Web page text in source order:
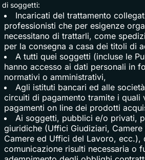
di soggetti:
Incaricati del trattamento
professionisti che per esigenze
necessitano di trattarli, come
per la consegna a casa dei titoli di
A tutti quei soggetti (incluse le
hanno accesso ai dati personali in
normativi o amministrativi,
Agli istituti bancari ed alle
circuiti di pagamento tramite i quali
pagamenti on line dei prodotti
Ai soggetti, pubblici e/o privati,
giuridiche (Uffici Giudiziari,
Camere ed Uffici del Lavoro, ecc.),
comunicazione risulti necessaria o